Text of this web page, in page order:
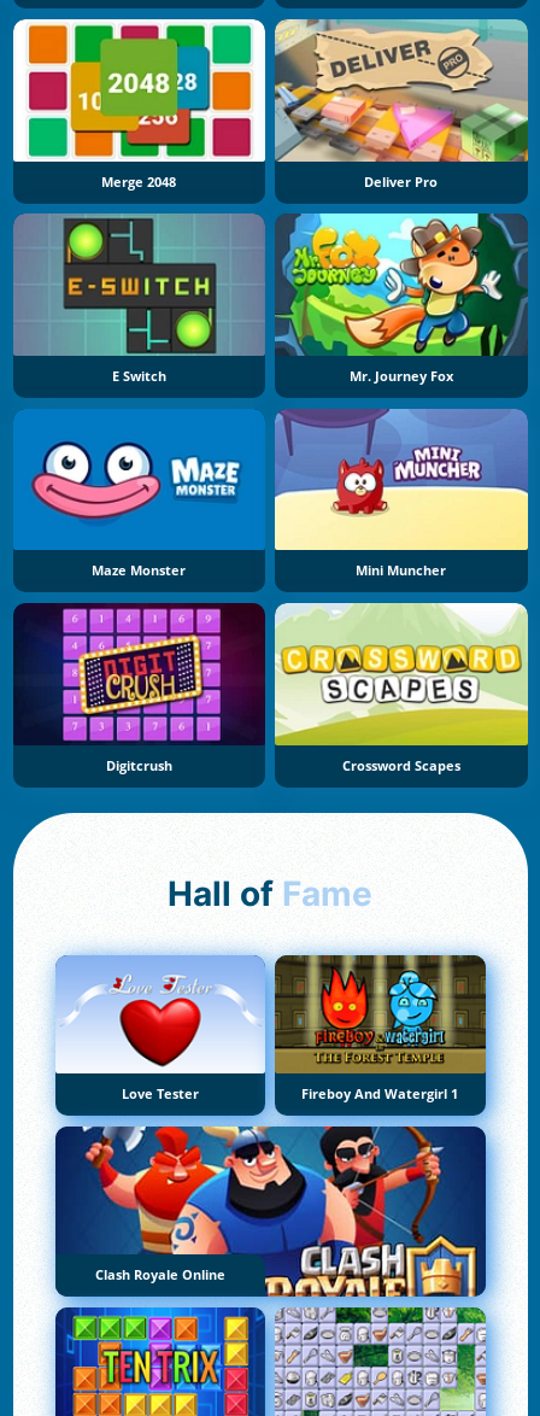
Merge 2048 Deliver Pro
E Switch Mr. Journey Fox
Maze Monster Mini Muncher
Digitcrush Crossword Scapes
Hall of Fame
Love Tester Fireboy And Watergirl 1
Clash Royale Online